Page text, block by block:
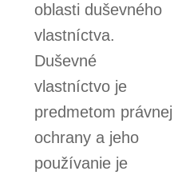
oblasti duševného
vlastníctva.
Duševné
vlastníctvo je
predmetom právnej
ochrany a jeho
používanie je